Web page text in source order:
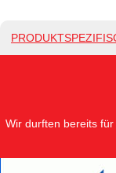
Wir durften bereits